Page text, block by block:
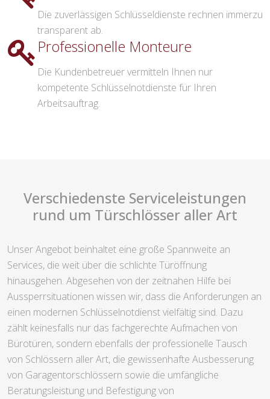
Die zuverlässigen Schlüsseldienste rechnen immerzu
transparent ab.
Professionelle Monteure
Die Kundenbetreuer vermitteln Ihnen nur
kompetente Schlüsselnotdienste für Ihren
Arbeitsauftrag.
Verschiedenste Serviceleistungen
rund um Türschlösser aller Art
Unser Angebot beinhaltet eine große Spannweite an
Services, die weit über die schlichte Türöffnung
hinausgehen. Abgesehen von der zeitnahen Hilfe bei
Aussperrsituationen wissen wir, dass die Anforderungen an
einen modernen Schlüsselnotdienst vielfältig sind. Dazu
zählt keinesfalls nur das fachgerechte Aufmachen von
Bürotüren, sondern ebenfalls der professionelle Tausch
von Schlössern aller Art, die gewissenhafte Ausbesserung
von Garagentorschlössern sowie die umfängliche
Beratungsleistung und Befestigung von